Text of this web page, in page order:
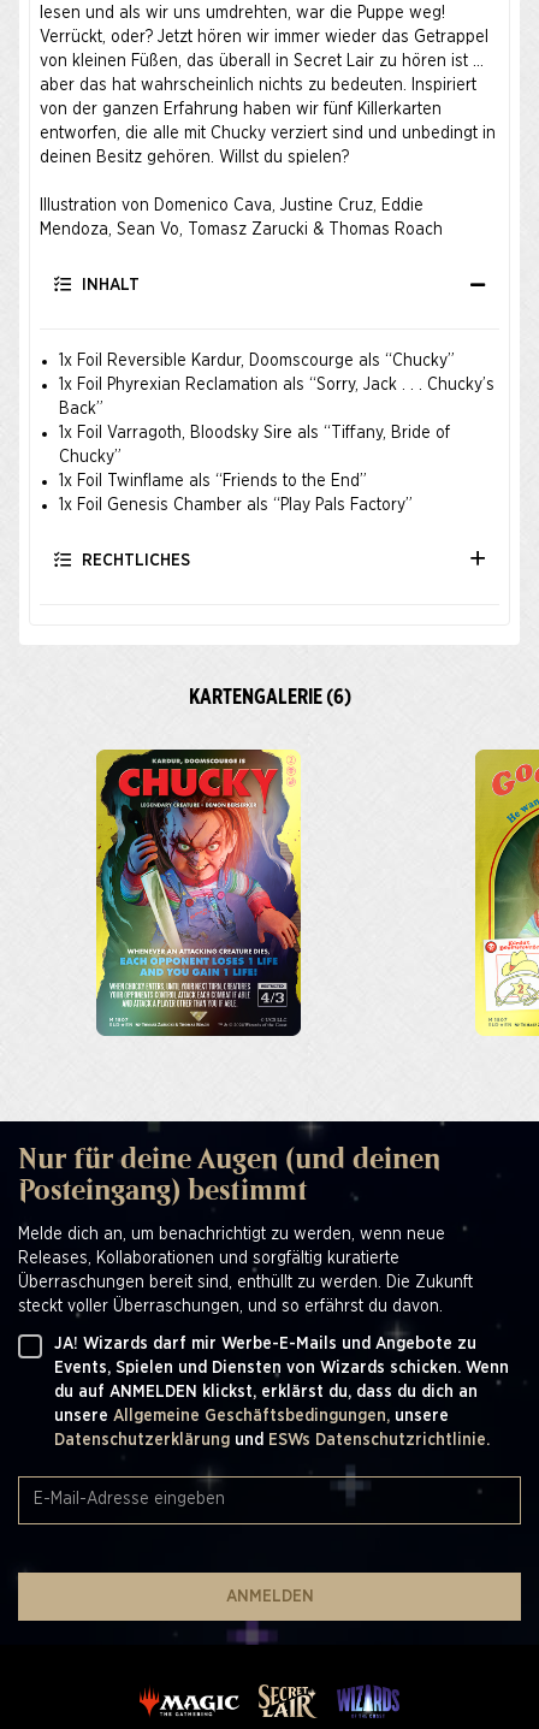
lesen und als wir uns umdrehten, war die Puppe weg!
Verrückt, oder? Jetzt hören wir immer wieder das Getrappel
von kleinen Füßen, das überall in Secret Lair zu hören ist …
aber das hat wahrscheinlich nichts zu bedeuten. Inspiriert
von der ganzen Erfahrung haben wir fünf Killerkarten
entworfen, die alle mit Chucky verziert sind und unbedingt in
deinen Besitz gehören. Willst du spielen?
Illustration von Domenico Cava, Justine Cruz, Eddie
Mendoza, Sean Vo, Tomasz Zarucki & Thomas Roach
INHALT
1x Foil Reversible Kardur, Doomscourge als “Chucky”
1x Foil Phyrexian Reclamation als “Sorry, Jack . . . Chucky’s
Back”
1x Foil Varragoth, Bloodsky Sire als “Tiffany, Bride of
Chucky”
1x Foil Twinflame als “Friends to the End”
1x Foil Genesis Chamber als “Play Pals Factory”
RECHTLICHES
KARTENGALERIE (6)
Nur für deine Augen (und deinen
Posteingang) bestimmt
Melde dich an, um benachrichtigt zu werden, wenn neue
Releases, Kollaborationen und sorgfältig kuratierte
Überraschungen bereit sind, enthüllt zu werden. Die Zukunft
steckt voller Überraschungen, und so erfährst du davon.
JA! Wizards darf mir Werbe-E-Mails und Angebote zu
Events, Spielen und Diensten von Wizards schicken. Wenn
du auf ANMELDEN klickst, erklärst du, dass du dich an
unsere Allgemeine Geschäftsbedingungen, unsere
Datenschutzerklärung und ESWs Datenschutzrichtlinie.
ANMELDEN